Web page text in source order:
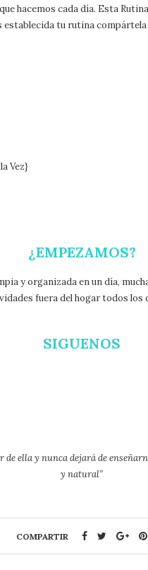
hacemos cada día. Esta
tu rutina
Vez}
¿EMPEZAMOS?
y organizada en un día,
fuera del hogar todos los
SIGUENOS
de ella y nunca dejará de
y natural”
COMPARTIR